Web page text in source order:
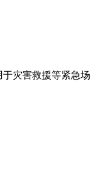
灾害救援等紧急场